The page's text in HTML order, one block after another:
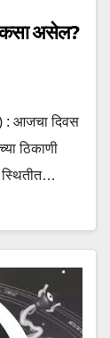
कसा असेल?
: आजचा दिवस
ठिकाणी
स्थितीत…